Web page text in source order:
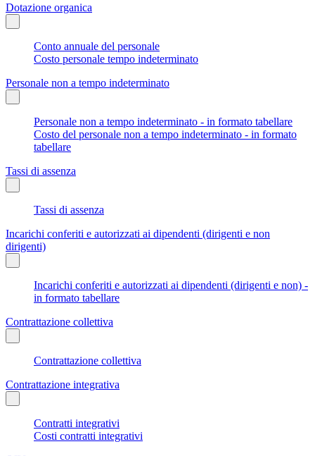
Dotazione organica
Conto annuale del personale
Costo personale tempo indeterminato
Personale non a tempo indeterminato
Personale non a tempo indeterminato - in formato tabellare
Costo del personale non a tempo indeterminato - in formato
tabellare
Tassi di assenza
Tassi di assenza
Incarichi conferiti e autorizzati ai dipendenti (dirigenti e non
dirigenti)
Incarichi conferiti e autorizzati ai dipendenti (dirigenti e non) -
in formato tabellare
Contrattazione collettiva
Contrattazione collettiva
Contrattazione integrativa
Contratti integrativi
Costi contratti integrativi